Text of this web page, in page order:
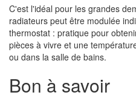
C'est l'idéal pour les grandes
radiateurs peut être modulée
thermostat : pratique pour
pièces à vivre et une
ou dans la salle de bains.
Bon à savoir